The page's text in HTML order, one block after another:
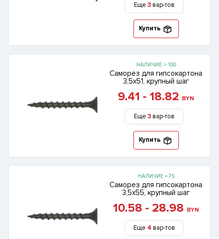
Еще 3вар-тов
Купить
НАЛИЧИЕ > 100
Саморез для гипсокартона
3,5х51, крупный шаг
9.41 - 18.82 BYN
Еще 3вар-тов
Купить
НАЛИЧИЕ = 75
Саморез для гипсокартона
3,5х55, крупный шаг
10.58 - 28.98 BYN
Еще 4 вар-тов